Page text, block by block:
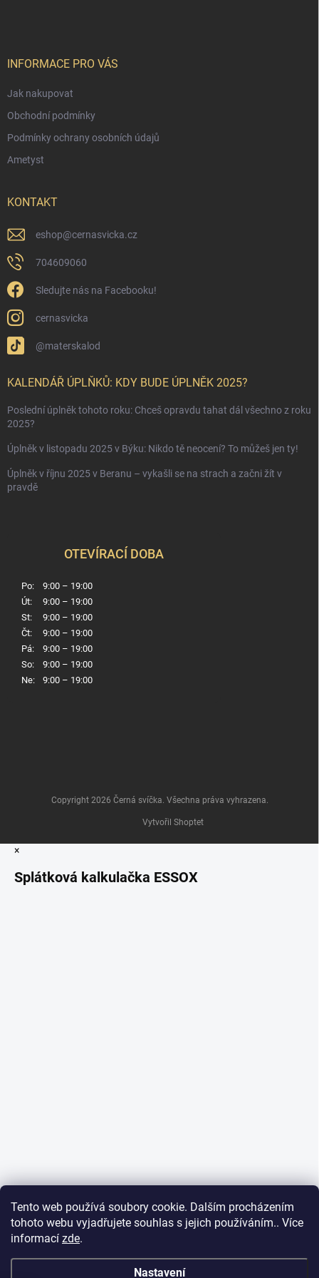
Tento web používá soubory cookie. Dalším procházením
tohoto webu vyjadřujete souhlas s jejich používáním.. Více
informací zde.
Nastavení
INFORMACE PRO VÁS
Jak nakupovat
Obchodní podmínky
Podmínky ochrany osobních údajů
Ametyst
KONTAKT
eshop@cernasvicka.cz
704609060
Sledujte nás na Facebooku!
cernasvicka
@materskalod
KALENDÁŘ ÚPLŇKŮ: KDY BUDE ÚPLNĚK 2025?
Poslední úplněk tohoto roku: Chceš opravdu tahat dál všechno z roku
2025?
Úplněk v listopadu 2025 v Býku: Nikdo tě neocení? To můžeš jen ty!
Úplněk v říjnu 2025 v Beranu – vykašli se na strach a začni žít v
pravdě
OTEVÍRACÍ DOBA
Po:
9:00 – 19:00
Út:
9:00 – 19:00
St:
9:00 – 19:00
Čt:
9:00 – 19:00
Pá:
9:00 – 19:00
So:
9:00 – 19:00
Ne:
9:00 – 19:00
Vytvořil Shoptet
Copyright 2026 Černá svíčka. Všechna práva vyhrazena.
×
Splátková kalkulačka ESSOX